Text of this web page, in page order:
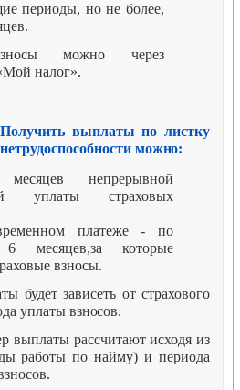
периоды, но не более,
можно через
налог».
Получить выплаты по листку
нетрудоспособности можно:
непрерывной
уплатыстраховых
платеже - по
6 месяцев,за которые
взносы.
будет зависеть от страхового
уплаты взносов.
выплаты рассчитают исходя из
работы по найму) и периода
.